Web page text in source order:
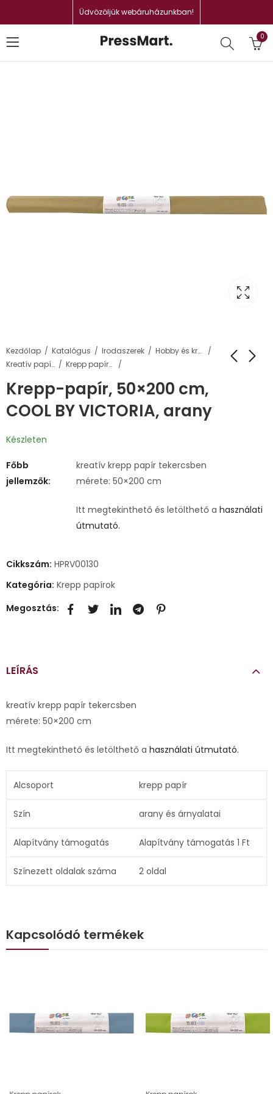
Üdvözöljük webáruházunkban!
0
Kezdőlap Katalógus Irodaszerek
Hobby és kreatív termékek
Kreatív papírok
Krepp papírok
Krepp-papír, 50×200 cm,
COOL BY VICTORIA, arany
Készleten
Főbb
jellemzők:
kreatív krepp papír tekercsben
mérete: 50×200 cm
Itt megtekinthető és letölthető a használati
útmutató.
Cikkszám: HPRV00130
Kategória: Krepp papírok
Megosztás:
LEÍRÁS
kreatív krepp papír tekercsben
mérete: 50×200 cm
Itt megtekinthető és letölthető a használati útmutató.
Alcsoport krepp papír
Szín arany és árnyalatai
Alapítvány támogatás Alapítvány támogatás 1 Ft
Színezett oldalak száma 2 oldal
Kapcsolódó termékek